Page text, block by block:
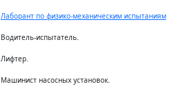
Лаборант по физико-механическим испытаниям
Водитель-испытатель.
Лифтер.
Машинист насосных установок.